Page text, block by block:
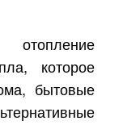
которое
бытовые